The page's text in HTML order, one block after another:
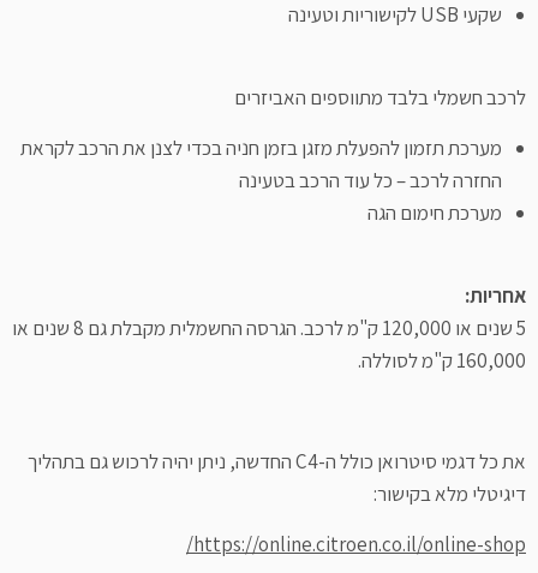
שקעי USB לקישוריות וטעינה
לרכב חשמלי בלבד מתווספים האביזרים
מערכת תזמון להפעלת מזגן בזמן חניה בכדי לצנן את הרכב לקראת
החזרה לרכב – כל עוד הרכב בטעינה
מערכת חימום הגה
אחריות:
5 שנים או 120,000 ק"מ לרכב. הגרסה החשמלית מקבלת גם 8 שנים או
160,000 ק"מ לסוללה.
את כל דגמי סיטרואן כולל ה-C4 החדשה, ניתן יהיה לרכוש גם בתהליך
דיגיטלי מלא בקישור:
https://online.citroen.co.il/online-shop/